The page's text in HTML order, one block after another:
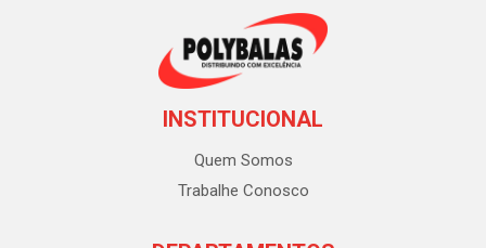
INSTITUCIONAL
Quem Somos
Trabalhe Conosco